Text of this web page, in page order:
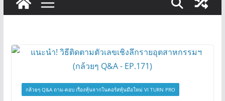
กล้วยๆ Q&A ถาม-ตอบ เรื่องหุ้นจากในคอร์สหุ้นมือใหม่ VI TURN PRO